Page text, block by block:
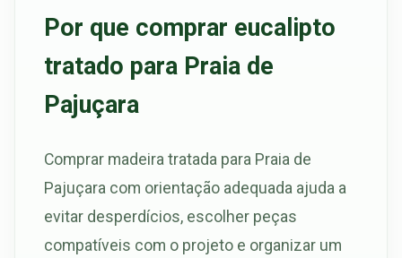
Por que comprar eucalipto
tratado para Praia de
Pajuçara
Comprar madeira tratada para Praia de
Pajuçara com orientação adequada ajuda a
evitar desperdícios, escolher peças
compatíveis com o projeto e organizar um